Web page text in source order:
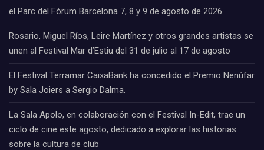
el Parc del Fòrum Barcelona 7, 8 y 9 de agosto de 2026
Rosario, Miguel Ríos, Leire Martínez y otros grandes artistas se
unen al Festival Mar d’Estiu del 31 de julio al 17 de agosto
El Festival Terramar CaixaBank ha concedido el Premio Nenúfar
by Sala Joiers a Sergio Dalma.
La Sala Apolo, en colaboración con el Festival In-Edit, trae un
ciclo de cine este agosto, dedicado a explorar las historias
sobre la cultura de club